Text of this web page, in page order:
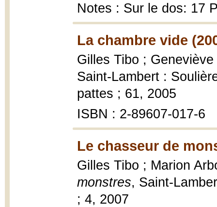
Notes : Sur le dos: 17
La chambre vide
Gilles Tibo ;
Saint-Lambert :
pattes ; 61, 2005
ISBN : 2-89607-017-6
Le chasseur de
Gilles Tibo ; Marion
monstres, Saint-
; 4, 2007